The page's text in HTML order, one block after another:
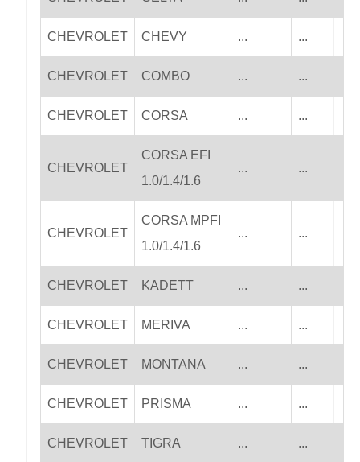
CHEVROLET CHEVY ... ...
CHEVROLET COMBO ... ...
CHEVROLET CORSA ... ...
CHEVROLET
CORSA EFI
1.0/1.4/1.6
... ...
CHEVROLET
CORSA MPFI
1.0/1.4/1.6
... ...
CHEVROLET KADETT ... ...
CHEVROLET MERIVA ... ...
CHEVROLET MONTANA ... ...
CHEVROLET PRISMA ... ...
CHEVROLET TIGRA ... ...